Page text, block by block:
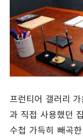
프런티어 갤러리
과 직접 사용했던
수첩 가득히 빼곡